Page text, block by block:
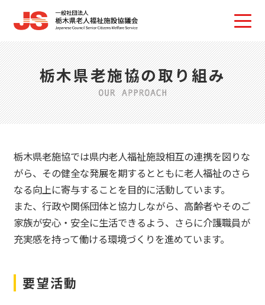
栃木県老施協の取り組み
栃木県老施協では県内老人福祉施設相互の連携を図りな
がら、 その健全な発展を期するとともに老人福祉のさら
なる向上に寄与することを目的に活動しています。
また、行政や関係団体と協力しながら、高齢者やそのご
家族が安心・安全に生活できるよう、 さらに介護職員が
充実感を持って働ける環境づくりを進めています。
要望活動